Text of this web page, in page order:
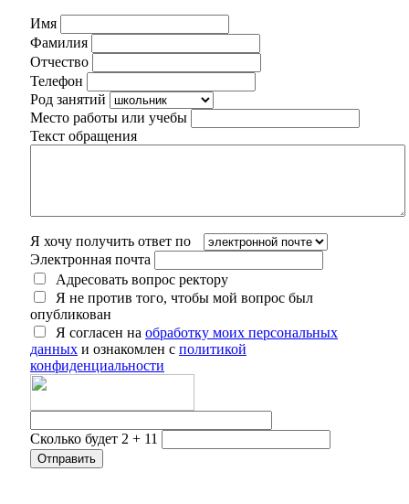
Имя
Фамилия
Отчество
Телефон
Род занятий
Место работы или учебы
Текст обращения
Я хочу получить ответ по
Электронная почта
Адресовать вопрос ректору
Я не против того, чтобы мой вопрос был
опубликован
Я согласен на обработку моих персональных
данных и ознакомлен с политикой
конфиденциальности
Сколько будет 2 + 11